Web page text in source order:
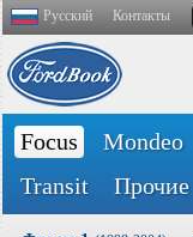
Русский Контакты
Focus Mondeo
Transit
Прочие